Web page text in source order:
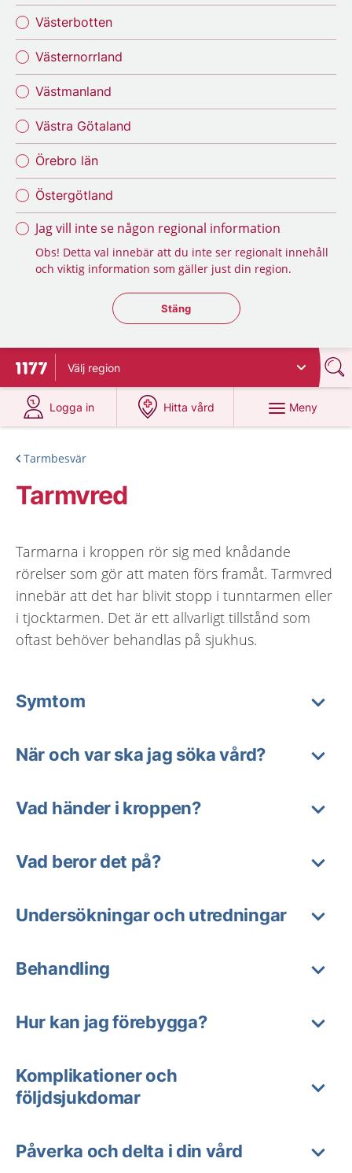
Västerbotten
Västernorrland
Västmanland
Västra Götaland
Örebro län
Östergötland
Jag vill inte se någon regional information
Obs! Detta val innebär att du inte ser regionalt innehåll
och viktig information som gäller just din region.
Stäng regionsväljaren
Stäng
Till startsidan för 1177
Välj region
Logga in
på 1177.se
Hitta vård
på 1177.se
Meny
Tarmbesvär
Tarmvred
Tarmarna i kroppen rör sig med knådande
rörelser som gör att maten förs framåt. Tarmvred
innebär att det har blivit stopp i tunntarmen eller
i tjocktarmen. Det är ett allvarligt tillstånd som
oftast behöver behandlas på sjukhus.
Symtom
När och var ska jag söka vård?
Vad händer i kroppen?
Vad beror det på?
Undersökningar och utredningar
Behandling
Hur kan jag förebygga?
Komplikationer och
följdsjukdomar
Påverka och delta i din vård